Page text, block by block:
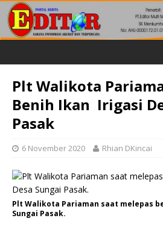
Plt Walikota
Benih Ikan Irigasi
Pasak
6 November 2020 Rhian DKincai
Plt Walikota Pariaman saat melepas
Sungai Pasak.